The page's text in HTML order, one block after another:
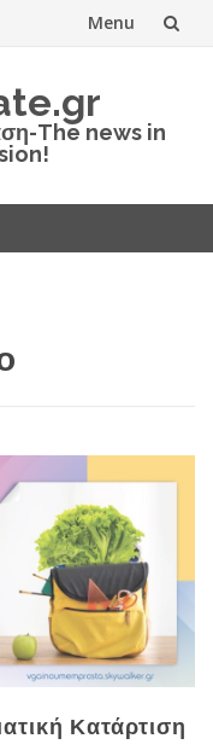
Menu
The news in
Κατάρτιση